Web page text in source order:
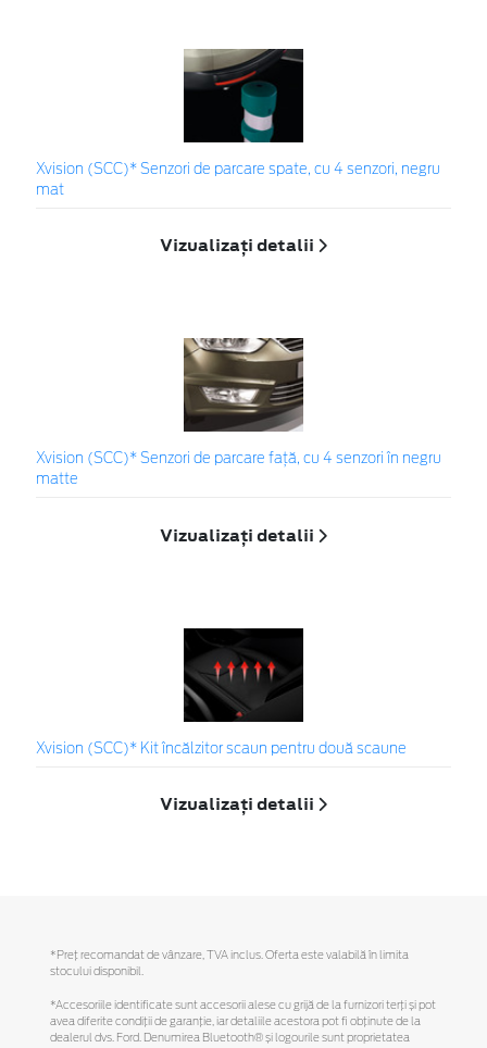
Xvision (SCC)* Senzori de parcare spate, cu 4 senzori, negru
mat
Vizualizați detalii
Xvision (SCC)* Senzori de parcare faţă, cu 4 senzori în negru
matte
Vizualizați detalii
Xvision (SCC)* Kit încălzitor scaun pentru două scaune
Vizualizați detalii
*Preţ recomandat de vânzare, TVA inclus. Oferta este valabilă în limita
stocului disponibil.
*Accesoriile identificate sunt accesorii alese cu grijă de la furnizori terți și pot
avea diferite condiții de garanție, iar detaliile acestora pot fi obținute de la
dealerul dvs. Ford. Denumirea Bluetooth® și logourile sunt proprietatea